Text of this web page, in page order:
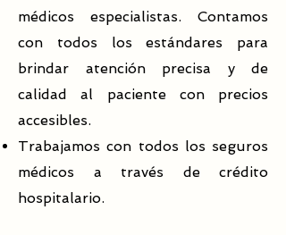
médicos especialistas. Contamos
con todos los estándares para
brindar atención precisa y de
calidad al paciente con precios
accesibles.
Trabajamos con todos los seguros
médicos a través de crédito
hospitalario.